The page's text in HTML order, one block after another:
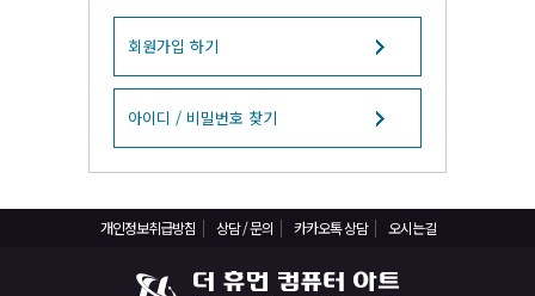
회원가입 하기
아이디 / 비밀번호 찾기
개인정보취급방침 상담 / 문의 카카오톡 상담 오시는길
자바(Java)기반 JSP/스프링 웹개발자(정보처리산업기사)(과정평가형)
디지털컨버전스 자바(JAVA)개발자(전자정부 프레임워크/SPRING)
전산세무회계 자격취득과정[전산회계1급/전산세무2급/FAT1급/TAT2급]
컴퓨터활용능력2급(필기+실기) 및 ITQ자격증 취득(한글,엑셀,파워포인트)
직업상담사 2급 (필기+실기) 자격증 취득과정